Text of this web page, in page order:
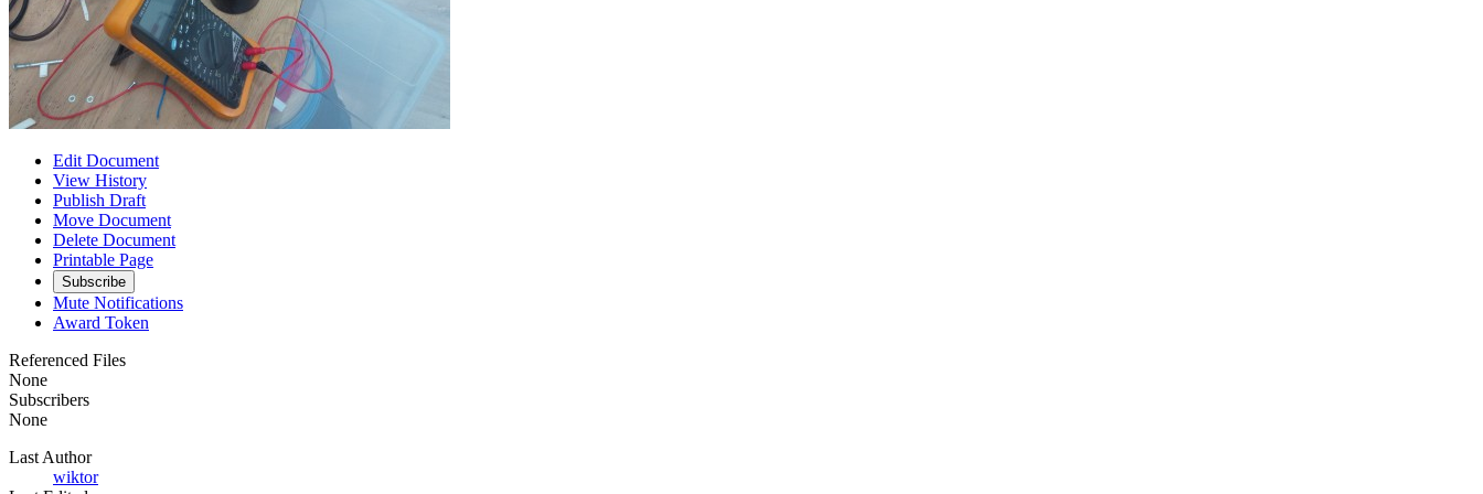
Edit Document
View History
Publish Draft
Move Document
Delete Document
Printable Page
Subscribe
Mute Notifications
Award Token
Referenced Files
None
Subscribers
None
Last Author
wiktor